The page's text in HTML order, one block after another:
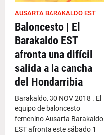
AUSARTA BARAKALDO EST
Baloncesto | El
Barakaldo EST
afronta una difícil
salida a la cancha
del Hondarribia
Barakaldo, 30 NOV 2018 . El
equipo de baloncesto
femenino Ausarta Barakaldo
EST afronta este sábado 1